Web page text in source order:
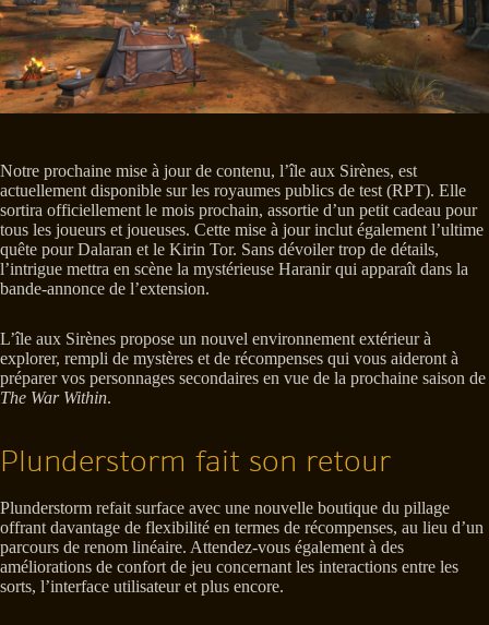
Notre prochaine mise à jour de contenu, l’île aux Sirènes, est
actuellement disponible sur les royaumes publics de test (RPT). Elle
sortira officiellement le mois prochain, assortie d’un petit cadeau pour
tous les joueurs et joueuses. Cette mise à jour inclut également l’ultime
quête pour Dalaran et le Kirin Tor. Sans dévoiler trop de détails,
l’intrigue mettra en scène la mystérieuse Haranir qui apparaît dans la
bande-annonce de l’extension.
L’île aux Sirènes propose un nouvel environnement extérieur à
explorer, rempli de mystères et de récompenses qui vous aideront à
préparer vos personnages secondaires en vue de la prochaine saison de
The War Within.
Plunderstorm fait son retour
Plunderstorm refait surface avec une nouvelle boutique du pillage
offrant davantage de flexibilité en termes de récompenses, au lieu d’un
parcours de renom linéaire. Attendez-vous également à des
améliorations de confort de jeu concernant les interactions entre les
sorts, l’interface utilisateur et plus encore.